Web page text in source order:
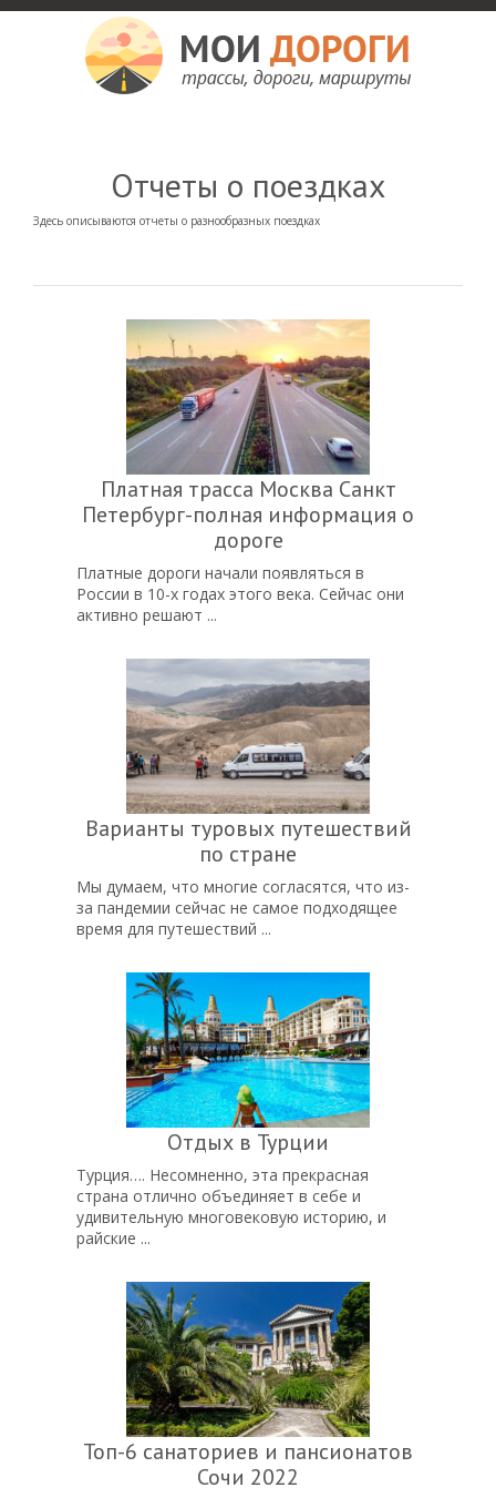
Отчеты о поездках
Здесь описываются отчеты о разнообразных поездках
Платная трасса Москва Санкт
Петербург-полная информация о
дороге
Платные дороги начали появляться в
России в 10-х годах этого века. Сейчас они
активно решают ...
Варианты туровых путешествий
по стране
Мы думаем, что многие согласятся, что из-
за пандемии сейчас не самое подходящее
время для путешествий ...
Отдых в Турции
Турция…. Несомненно, эта прекрасная
страна отлично объединяет в себе и
удивительную многовековую историю, и
райские ...
Топ-6 санаториев и пансионатов
Сочи 2022